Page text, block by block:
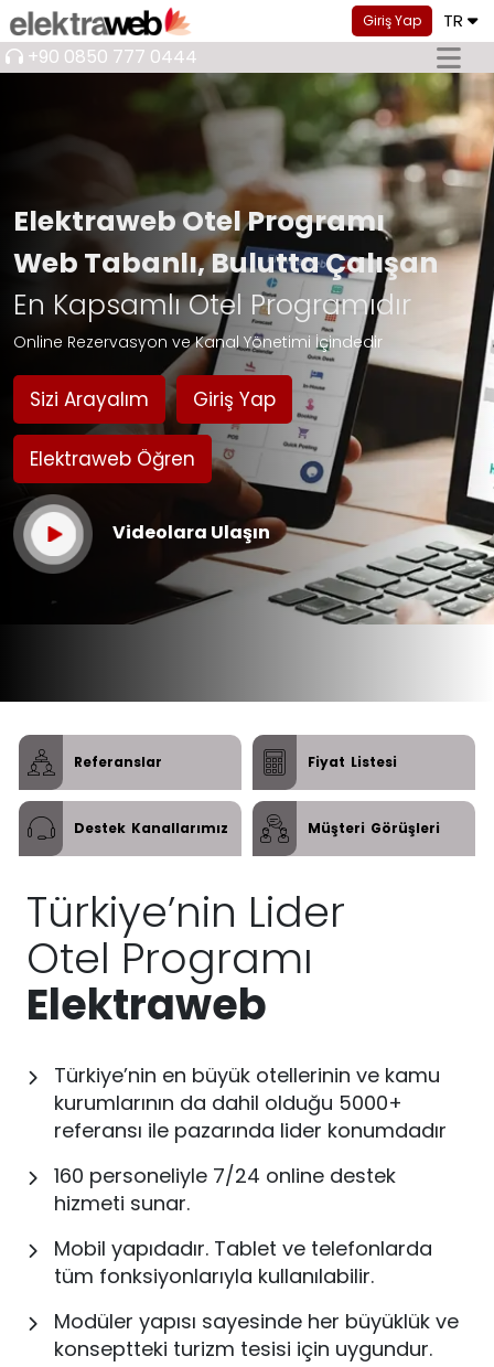
Giriş Yap TR
+90 0850 777 0444
Elektraweb Otel Programı
Web Tabanlı, Bulutta Çalışan
En Kapsamlı Otel Programıdır
Online Rezervasyon ve Kanal Yönetimi İçindedir
Sizi Arayalım Giriş Yap
Elektraweb Öğren
Videolara Ulaşın
Referanslar Fiyat Listesi
Destek Kanallarımız Müşteri Görüşleri
Türkiye’nin Lider
Otel Programı
Elektraweb
Türkiye’nin en büyük otellerinin ve kamu
kurumlarının da dahil olduğu 5000+
referansı ile pazarında lider konumdadır
160 personeliyle 7/24 online destek
hizmeti sunar.
Mobil yapıdadır. Tablet ve telefonlarda
tüm fonksiyonlarıyla kullanılabilir.
Modüler yapısı sayesinde her büyüklük ve
konseptteki turizm tesisi için uygundur.